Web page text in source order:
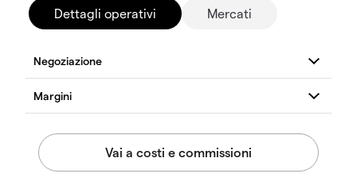
Dettagli operativi Mercati